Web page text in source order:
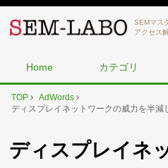
SEMマス
アクセス
Home カテゴリ
TOP
AdWords
ディスプレイネットワークの威力を半減
ディスプレイネ